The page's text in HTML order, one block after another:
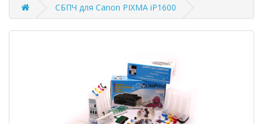
СБПЧ для Canon PIXMA iP1600